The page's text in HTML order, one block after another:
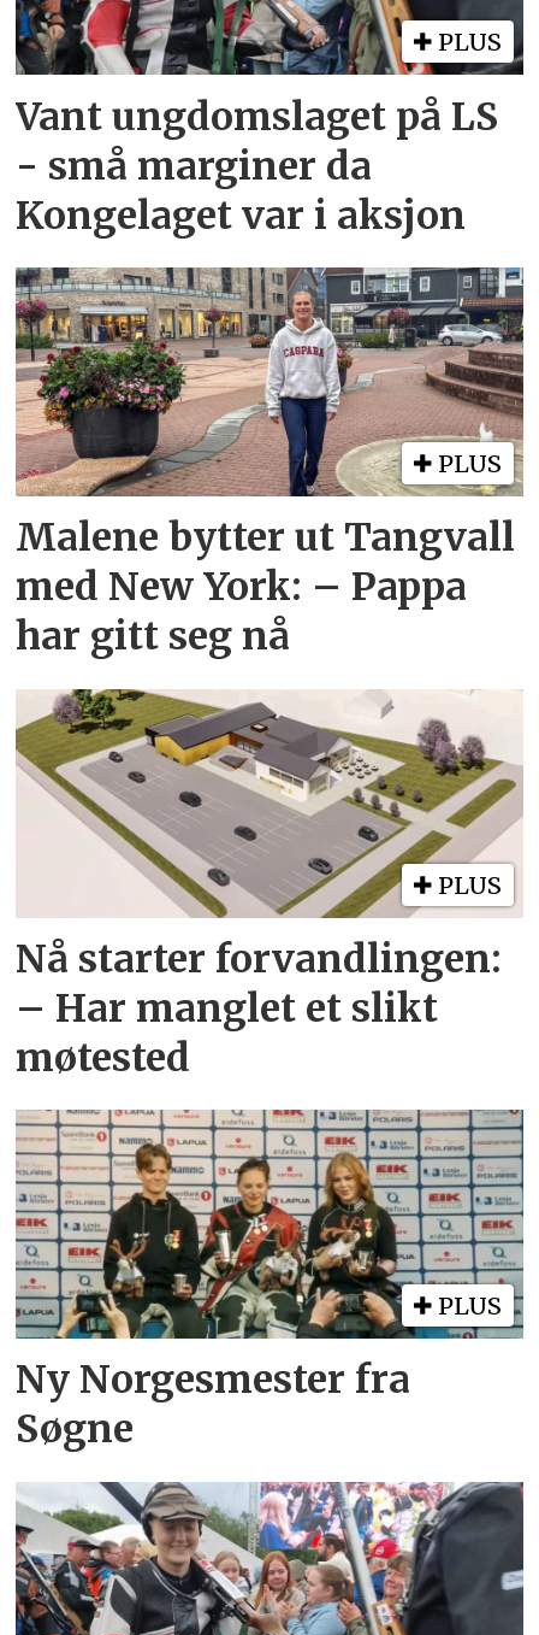
PLUS
Vant ungdomslaget på LS
- små marginer da
Kongelaget var i aksjon
PLUS
Malene bytter ut Tangvall
med New York: – Pappa
har gitt seg nå
PLUS
Nå starter forvandlingen:
– Har manglet et slikt
møtested
PLUS
Ny Norgesmester fra
Søgne